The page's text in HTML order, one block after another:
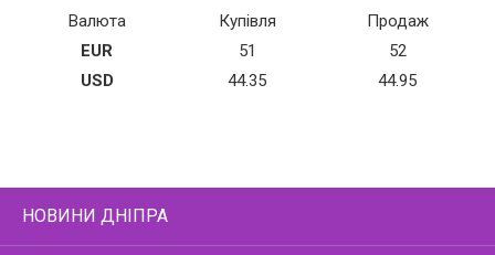
Валюта Купівля
Продаж
EUR
51
52
USD
44.35 44.95
НОВИНИ ДНІПРА